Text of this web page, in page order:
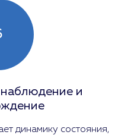
и
динамику состояния,